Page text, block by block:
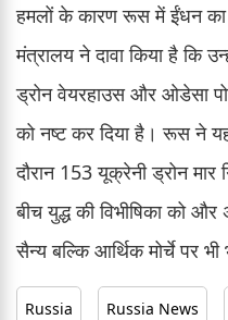
हमलों के कारण रूस में ईंधन
मंत्रालय ने दावा किया है कि
ड्रोन वेयरहाउस और ओडेसा
को नष्ट कर दिया है। रूस ने
दौरान 153 यूक्रेनी ड्रोन मार
बीच युद्ध की विभीषिका को
सैन्य बल्कि आर्थिक मोर्चे पर भी
Russia Russia News